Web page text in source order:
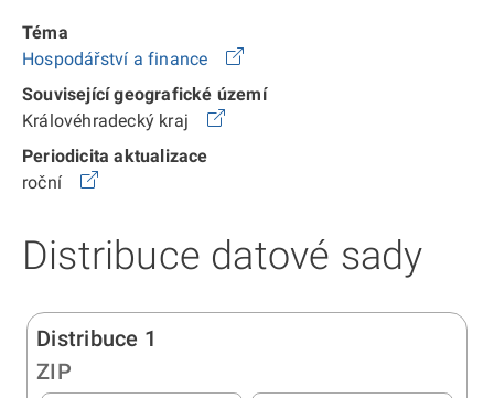
Téma
Hospodářství a finance
Související geografické území
Královéhradecký kraj
Periodicita aktualizace
roční
Distribuce datové sady
Distribuce 1
ZIP